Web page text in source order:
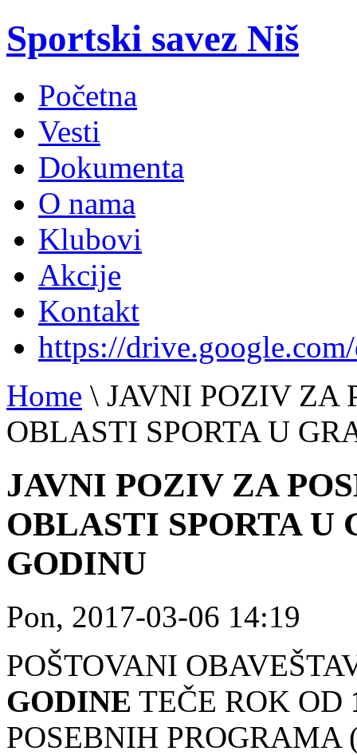
Sportski savez Niš
Početna
Vesti
Dokumenta
O nama
Klubovi
Akcije
Kontakt
https://
Home \ JAVNI POZIV ZA
OBLASTI SPORTA U
JAVNI POZIV ZA
OBLASTI SPORTA U
GODINU
Pon, 2017-03-06 14:19
POŠTOVANI
GODINE TEČE ROK OD
POSEBNIH